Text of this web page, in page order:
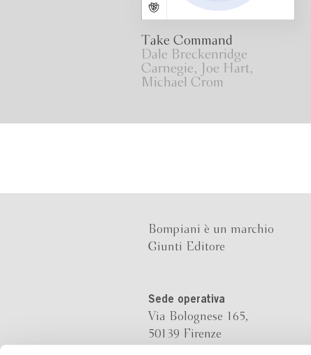
Take Command
Dale Breckenridge
Carnegie, Joe Hart,
Michael Crom
Bompiani è un marchio
Giunti Editore
Sede operativa
Via Bolognese 165,
50139 Firenze